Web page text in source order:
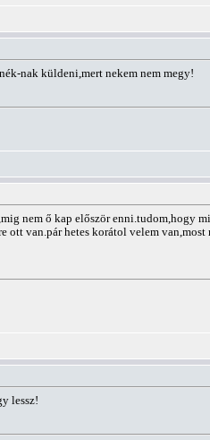
nak küldeni,mert nekem nem megy!
nem ő kap először enni.tudom,hogy
van.pár hetes korátol velem van,most
lessz!